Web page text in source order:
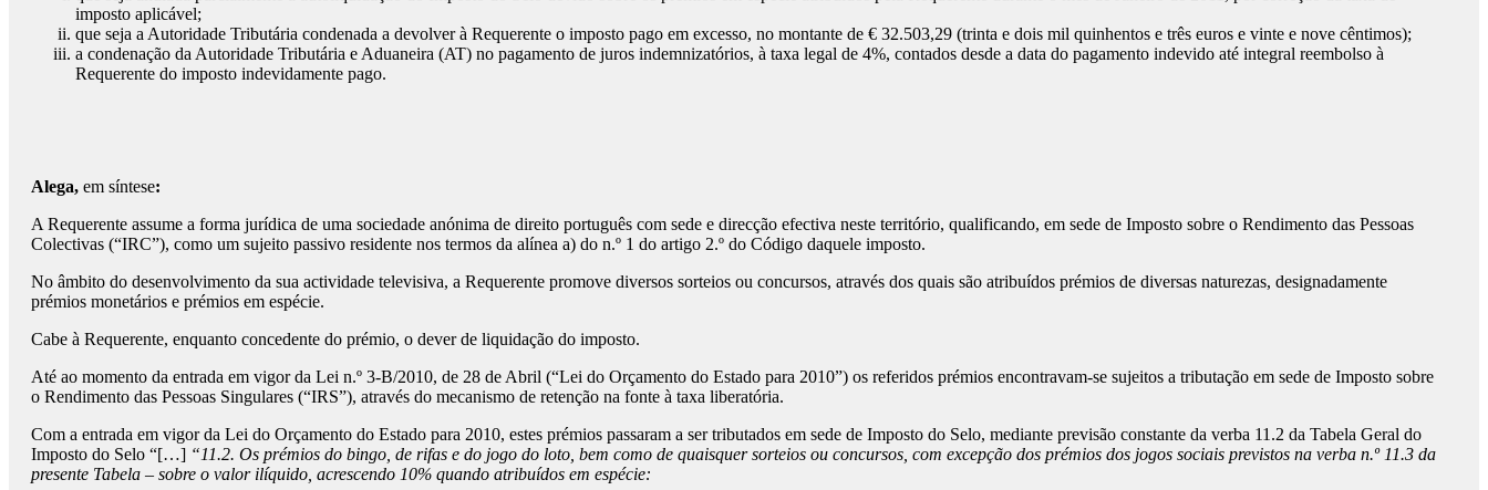
imposto aplicável;
que seja a Autoridade Tributária condenada a devolver à Requerente o imposto pago em excesso, no montante de € 32.503,29 (trinta e dois mil quinhentos e três euros e vinte e nove cêntimos);
a condenação da Autoridade Tributária e Aduaneira (AT) no pagamento de juros indemnizatórios, à taxa legal de 4%, contados desde a data do pagamento indevido até integral reembolso à
Requerente do imposto indevidamente pago.
Alega, em síntese:
A Requerente assume a forma jurídica de uma sociedade anónima de direito português com sede e direcção efectiva neste território, qualificando, em sede de Imposto sobre o Rendimento das Pessoas
Colectivas (“IRC”), como um sujeito passivo residente nos termos da alínea a) do n.º 1 do artigo 2.º do Código daquele imposto.
No âmbito do desenvolvimento da sua actividade televisiva, a Requerente promove diversos sorteios ou concursos, através dos quais são atribuídos prémios de diversas naturezas, designadamente
prémios monetários e prémios em espécie.
Cabe à Requerente, enquanto concedente do prémio, o dever de liquidação do imposto.
Até ao momento da entrada em vigor da Lei n.º 3-B/2010, de 28 de Abril (“Lei do Orçamento do Estado para 2010”) os referidos prémios encontravam-se sujeitos a tributação em sede de Imposto sobre
o Rendimento das Pessoas Singulares (“IRS”), através do mecanismo de retenção na fonte à taxa liberatória.
Com a entrada em vigor da Lei do Orçamento do Estado para 2010, estes prémios passaram a ser tributados em sede de Imposto do Selo, mediante previsão constante da verba 11.2 da Tabela Geral do
Imposto do Selo “[…] “11.2. Os prémios do bingo, de rifas e do jogo do loto, bem como de quaisquer sorteios ou concursos, com excepção dos prémios dos jogos sociais previstos na verba n.º 11.3 da
presente Tabela – sobre o valor ilíquido, acrescendo 10% quando atribuídos em espécie: